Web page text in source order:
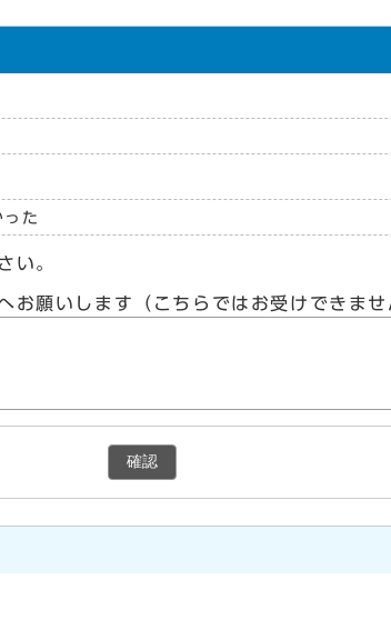
った
い。
お願いします（こちらではお受けできま
確認